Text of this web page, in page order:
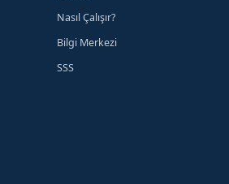
Nasıl Çalışır?
Bilgi Merkezi
SSS